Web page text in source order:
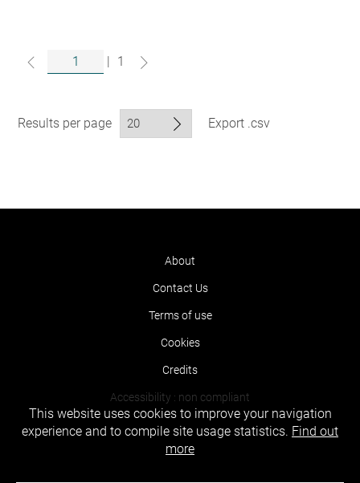
| 1
Results per page Export .csv
About
Contact Us
Terms of use
Cookies
Credits
Accessibility : non compliant
This website uses cookies to improve your navigation
experience and to compile site usage statistics. Find out
more